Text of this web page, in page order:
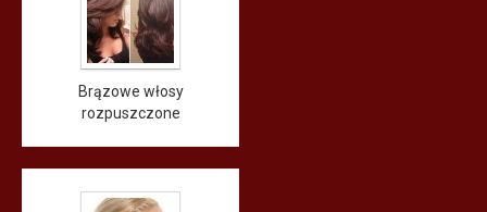
Brązowe włosy
rozpuszczone